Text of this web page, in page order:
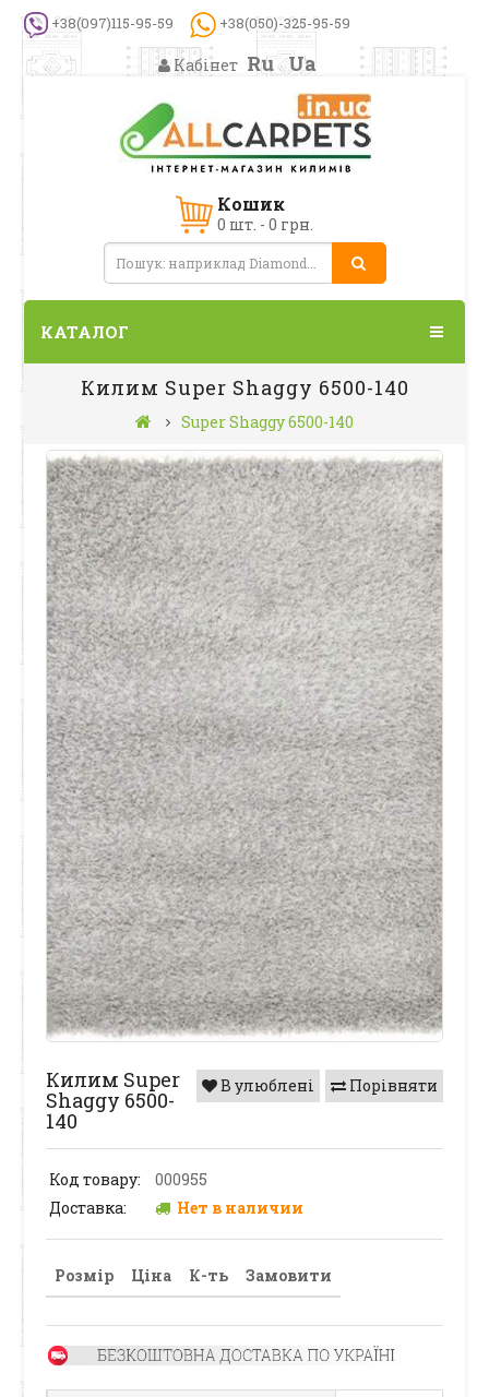
+38(097)115-95-59 +38(050)-325-95-59
Кабінет Ru Ua
Кошик
0 шт. - 0 грн.
КАТАЛОГ
Килим Super Shaggy 6500-140
Super Shaggy 6500-140
Порівняти
В улюблені
Килим Super
Shaggy 6500-
140
Код товару:
000955
Доставка:
Нет в наличии
Розмір Ціна К-ть Замовити